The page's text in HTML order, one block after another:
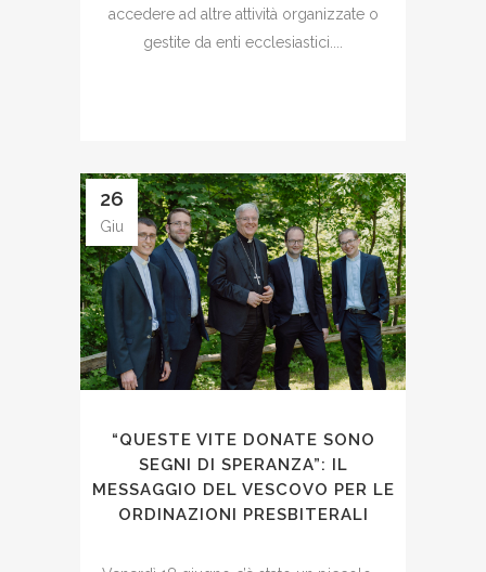
accedere ad altre attività organizzate o
gestite da enti ecclesiastici....
26
Giu
“QUESTE VITE DONATE SONO
SEGNI DI SPERANZA”: IL
MESSAGGIO DEL VESCOVO PER LE
ORDINAZIONI PRESBITERALI